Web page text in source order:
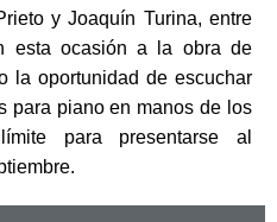
y Joaquín Turina, entre
esta ocasión a la obra de
la oportunidad de escuchar
para piano en manos de los
para presentarse al